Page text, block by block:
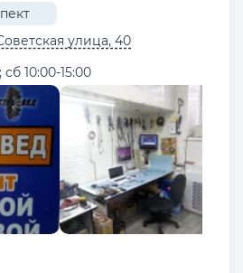
улица, 40
10:00-15:00